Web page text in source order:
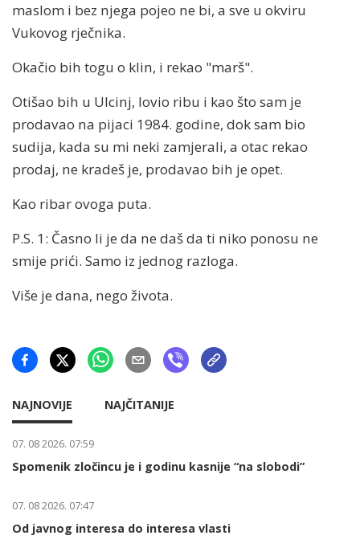
maslom i bez njega pojeo ne bi, a sve u okviru
Vukovog rječnika.
Okačio bih togu o klin, i rekao "marš".
Otišao bih u Ulcinj, lovio ribu i kao što sam je
prodavao na pijaci 1984. godine, dok sam bio
sudija, kada su mi neki zamjerali, a otac rekao
prodaj, ne kradeš je, prodavao bih je opet.
Kao ribar ovoga puta.
P.S. 1: Časno li je da ne daš da ti niko ponosu ne
smije prići. Samo iz jednog razloga.
Više je dana, nego života.
NAJNOVIJE NAJČITANIJE
07. 08 2026. 07:59
Spomenik zločincu je i godinu kasnije “na slobodi”
07. 08 2026. 07:47
Od javnog interesa do interesa vlasti